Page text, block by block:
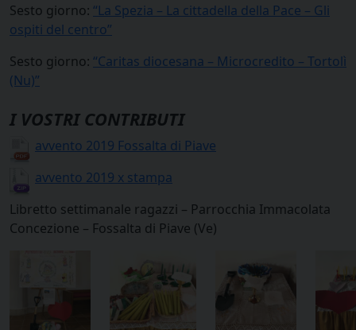
Sesto giorno: “La Spezia – La cittadella della Pace – Gli
ospiti del centro”
Sesto giorno: “Caritas diocesana – Microcredito – Tortolì
(Nu)”
I VOSTRI CONTRIBUTI
avvento 2019 Fossalta di Piave
avvento 2019 x stampa
Libretto settimanale ragazzi – Parrocchia Immacolata
Concezione – Fossalta di Piave (Ve)